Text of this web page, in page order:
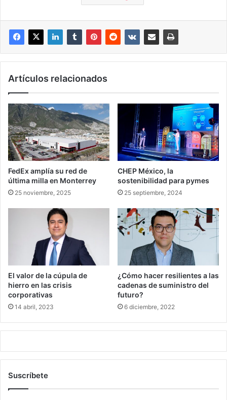
Artículos relacionados
FedEx amplía su red de
última milla en Monterrey
25 noviembre, 2025
CHEP México, la
sostenibilidad para pymes
25 septiembre, 2024
El valor de la cúpula de
hierro en las crisis
corporativas
14 abril, 2023
¿Cómo hacer resilientes a las
cadenas de suministro del
futuro?
6 diciembre, 2022
Suscríbete